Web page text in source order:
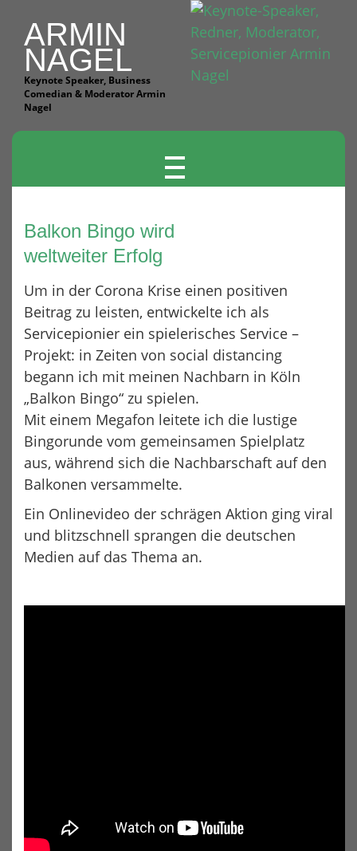
ARMIN
NAGEL
Keynote Speaker, Business
Comedian & Moderator Armin
Nagel
T
O
G
L
N
A
V
I
G
A
T
I
O
N
Balkon Bingo wird
weltweiter Erfolg
Um in der Corona Krise einen positiven
Beitrag zu leisten, entwickelte ich als
Servicepionier ein spielerisches Service –
Projekt: in Zeiten von social distancing
begann ich mit meinen Nachbarn in Köln
„Balkon Bingo“ zu spielen.
Mit einem Megafon leitete ich die lustige
Bingorunde vom gemeinsamen Spielplatz
aus, während sich die Nachbarschaft auf den
Balkonen versammelte.
Ein Onlinevideo der schrägen Aktion ging viral
und blitzschnell sprangen die deutschen
Medien auf das Thema an.